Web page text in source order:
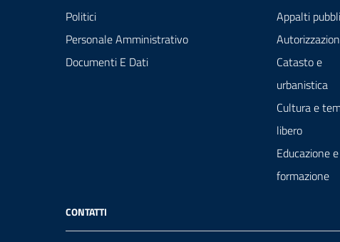
Politici
Personale Amministrativo
Documenti E Dati
Appalti
Catasto e
urbanistica
Cultura e
libero
Educazione e
formazione
CONTATTI